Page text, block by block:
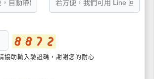
協助輸入驗證碼，謝謝您的耐心